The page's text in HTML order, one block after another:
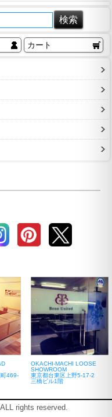
カート
469-
OKACHI-MACHI LOOSE
SHOWROOM
東京都台東区上野5-17-2
三橋ビル1階
rights reserved.